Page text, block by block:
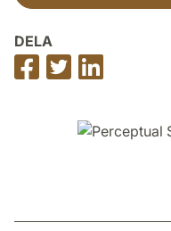
DELA
Dela
på
Dela
på
på